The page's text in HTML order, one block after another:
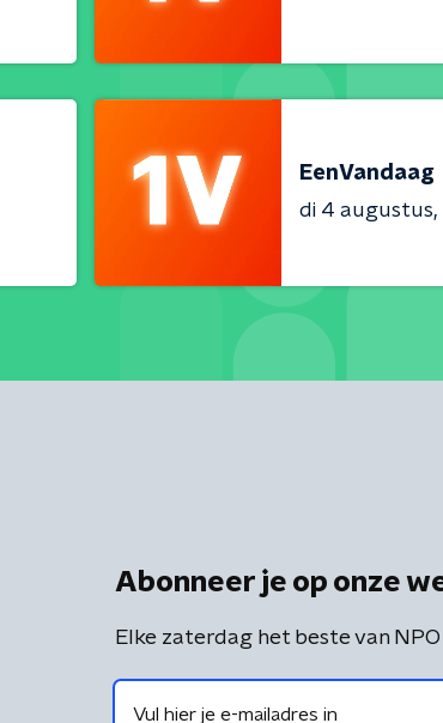
EenVandaag
di 4 augustus
Abonneer je op onze
Elke zaterdag het beste van NPO